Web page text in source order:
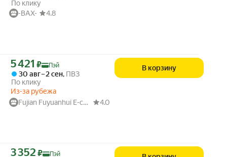
По клику
-BAX-
4.8
Цена с картой Яндекс Пэй 5421 ₽ вместо
5 421 ₽ Пэй
30 авг – 2 сен, ПВЗ
По клику
Из-за рубежа
Fujian Fuyuanhui E-commerce
4.0
В корзину
Цена с картой Яндекс Пэй 3352 ₽ вместо
3 352 ₽ Пэй